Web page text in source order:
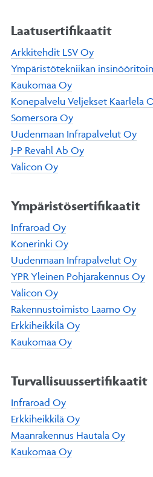
Laatusertifikaatit
Arkkitehdit LSV Oy
Ympäristötekniikan
Kaukomaa Oy
Konepalvelu Veljekset Kaarlela
Somersora Oy
Uudenmaan Infrapalvelut Oy
J-P Revahl Ab Oy
Valicon Oy
Ympäristösertifikaatit
Infraroad Oy
Konerinki Oy
Uudenmaan Infrapalvelut Oy
YPR Yleinen Pohjarakennus Oy
Valicon Oy
Rakennustoimisto Laamo Oy
Erkkiheikkilä Oy
Kaukomaa Oy
Turvallisuussertifikaatit
Infraroad Oy
Erkkiheikkilä Oy
Maanrakennus Hautala Oy
Kaukomaa Oy